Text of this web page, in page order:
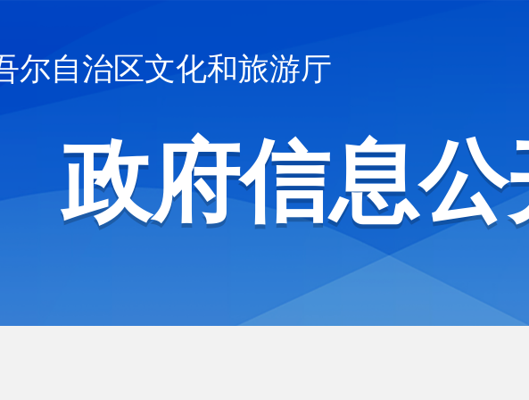
尔自治区文化和旅游厅
政府信息公